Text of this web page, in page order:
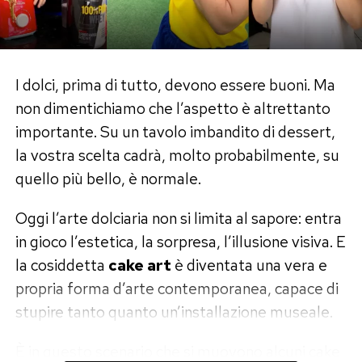
I dolci, prima di tutto, devono essere buoni. Ma
non dimentichiamo che l’aspetto è altrettanto
importante. Su un tavolo imbandito di dessert,
la vostra scelta cadrà, molto probabilmente, su
quello più bello, è normale.
Oggi l’arte dolciaria non si limita al sapore: entra
in gioco l’estetica, la sorpresa, l’illusione visiva. E
la cosiddetta cake art è diventata una vera e
propria forma d’arte contemporanea, capace di
stupire tanto quanto un’installazione museale.